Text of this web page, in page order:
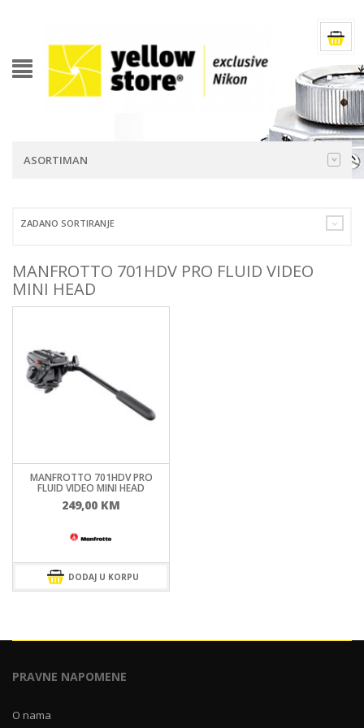
ASORTIMAN
ZADANO SORTIRANJE
MANFROTTO 701HDV PRO FLUID VIDEO
MINI HEAD
MANFROTTO 701HDV PRO
FLUID VIDEO MINI HEAD
249,00 KM
DODAJ U KORPU
PRAVNE NAPOMENE
O nama